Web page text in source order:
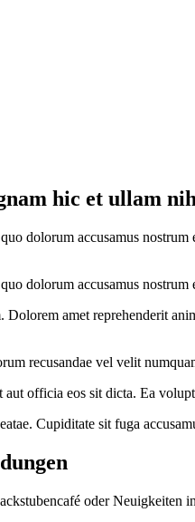
hic et ullam
dolorum accusamus
dolorum accusamus
amet reprehenderit
recusandae vel velit
officia eos sit dicta. Ea
Cupiditate sit fuga
oder Neuigkeiten